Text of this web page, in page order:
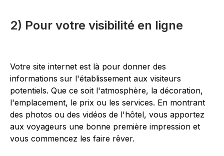
2) Pour votre visibilité en ligne
Votre site internet est là pour donner des
informations sur l'établissement aux visiteurs
potentiels. Que ce soit l'atmosphère, la décoration,
l'emplacement, le prix ou les services. En montrant
des photos ou des vidéos de l'hôtel, vous apportez
aux voyageurs une bonne première impression et
vous commencez les faire rêver.